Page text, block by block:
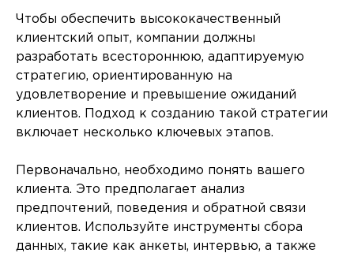
Чтобы обеспечить высококачественный
клиентский опыт, компании должны
разработать всестороннюю, адаптируемую
стратегию, ориентированную на
удовлетворение и превышение ожиданий
клиентов. Подход к созданию такой стратегии
включает несколько ключевых этапов.
Первоначально, необходимо понять вашего
клиента. Это предполагает анализ
предпочтений, поведения и обратной связи
клиентов. Используйте инструменты сбора
данных, такие как анкеты, интервью, а также